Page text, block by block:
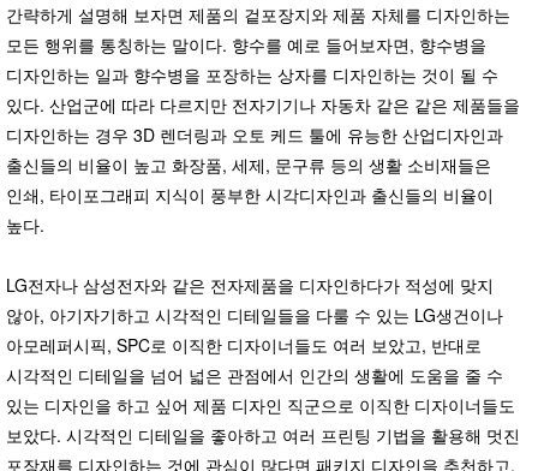
간략하게 설명해 보자면 제품의 겉포장지와 제품 자체를 디자인하는
모든 행위를 통칭하는 말이다. 향수를 예로 들어보자면, 향수병을
디자인하는 일과 향수병을 포장하는 상자를 디자인하는 것이 될 수
있다. 산업군에 따라 다르지만 전자기기나 자동차 같은 같은 제품들을
디자인하는 경우 3D 렌더링과 오토 케드 툴에 유능한 산업디자인과
출신들의 비율이 높고 화장품, 세제, 문구류 등의 생활 소비재들은
인쇄, 타이포그래피 지식이 풍부한 시각디자인과 출신들의 비율이
높다.
LG전자나 삼성전자와 같은 전자제품을 디자인하다가 적성에 맞지
않아, 아기자기하고 시각적인 디테일들을 다룰 수 있는 LG생건이나
아모레퍼시픽, SPC로 이직한 디자이너들도 여러 보았고, 반대로
시각적인 디테일을 넘어 넓은 관점에서 인간의 생활에 도움을 줄 수
있는 디자인을 하고 싶어 제품 디자인 직군으로 이직한 디자이너들도
보았다. 시각적인 디테일을 좋아하고 여러 프린팅 기법을 활용해 멋진
포장재를 디자인하는 것에 관심이 많다면 패키지 디자인을 추천하고,